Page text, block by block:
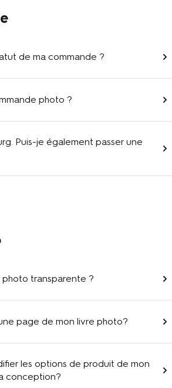
de ma commande ?
photo ?
Puis-je également passer une
transparente ?
page de mon livre photo?
les options de produit de mon
conception?